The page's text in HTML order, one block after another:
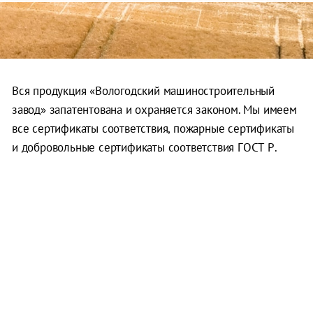
Вся продукция «Вологодский машиностроительный
завод» запатентована и охраняется законом. Мы имеем
все сертификаты соответствия, пожарные сертификаты
и добровольные сертификаты соответствия ГОСТ Р.